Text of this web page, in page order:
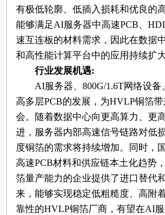
有极低轮廓、低插入损耗和优良的
能够满足AI服务器中高速PCB、
速互连板的材料需求，因此在数据
和高性能计算平台中的应用持续扩大
行业发展机遇:
AI服务器、800G/1.6T网络设备
高多层PCB的发展，为HVLP铜箔
会。随着数据中心向更高算力、更
进，服务器内部高速信号链路对低
度铜箔的需求将持续增加。同时，
高速PCB材料和供应链本土化趋势
箔量产能力的企业提供了进口替代
来，能够实现稳定低粗糙度、高附
靠性的HVLP铜箔厂商，有望在AI